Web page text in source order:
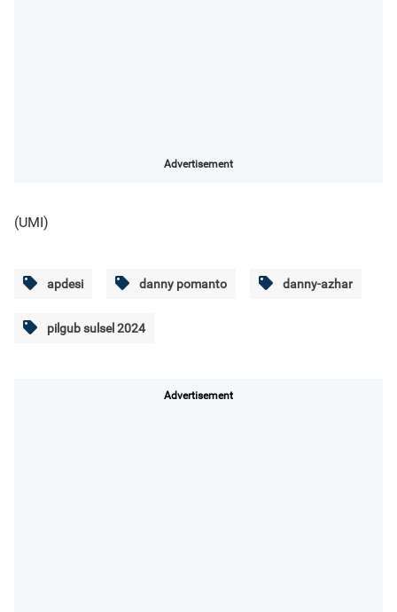
Advertisement
(UMI)
apdesi danny pomanto danny-azhar
pilgub sulsel 2024
Advertisement